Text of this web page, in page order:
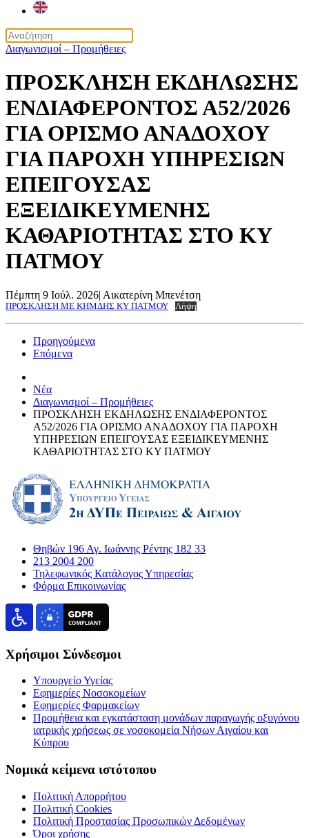
Διαγωνισμοί – Προμήθειες
ΠΡΟΣΚΛΗΣΗ ΕΚΔΗΛΩΣΗΣ
ΕΝΔΙΑΦΕΡΟΝΤΟΣ Α52/2026
ΓΙΑ ΟΡΙΣΜΟ ΑΝΑΔΟΧΟΥ
ΓΙΑ ΠΑΡΟΧΗ ΥΠΗΡΕΣΙΩΝ
ΕΠΕΙΓΟΥΣΑΣ
ΕΞΕΙΔΙΚΕΥΜΕΝΗΣ
ΚΑΘΑΡΙΟΤΗΤΑΣ ΣΤΟ ΚΥ
ΠΑΤΜΟΥ
Πέμπτη 9 Ιούλ. 2026| Αικατερίνη Μπενέτση
ΠΡΟΣΚΛΗΣΗ ΜΕ ΚΗΜΔΗΣ ΚΥ ΠΑΤΜΟΥ Λήψη
Προηγούμενα
Επόμενα
Νέα
Διαγωνισμοί – Προμήθειες
ΠΡΟΣΚΛΗΣΗ ΕΚΔΗΛΩΣΗΣ ΕΝΔΙΑΦΕΡΟΝΤΟΣ
Α52/2026 ΓΙΑ ΟΡΙΣΜΟ ΑΝΑΔΟΧΟΥ ΓΙΑ ΠΑΡΟΧΗ
ΥΠΗΡΕΣΙΩΝ ΕΠΕΙΓΟΥΣΑΣ ΕΞΕΙΔΙΚΕΥΜΕΝΗΣ
ΚΑΘΑΡΙΟΤΗΤΑΣ ΣΤΟ ΚΥ ΠΑΤΜΟΥ
Θηβών 196 Αγ. Ιωάννης Ρέντης 182 33
213 2004 200
Τηλεφωνικός Κατάλογος Υπηρεσίας
Φόρμα Επικοινωνίας
Χρήσιμοι Σύνδεσμοι
Υπουργείο Υγείας
Εφημερίες Νοσοκομείων
Εφημερίες Φαρμακείων
Προμήθεια και εγκατάσταση μονάδων παραγωγής οξυγόνου
ιατρικής χρήσεως σε νοσοκομεία Νήσων Αιγαίου και
Κύπρου
Νομικά κείμενα ιστότοπου
Πολιτική Απορρήτου
Πολιτική Cookies
Πολιτική Προστασίας Προσωπικών Δεδομένων
Όροι χρήσης